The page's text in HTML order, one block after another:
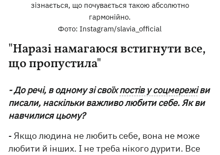
зізнається, що почувається такою абсолютно
гармонійно.
Фото: Instagram/slavia_official
"Наразі намагаюся встигнути все,
що пропустила"
- До речі, в одному зі своїхпостів у соцмережіви
писали, наскільки важливо любити себе. Як ви
навчилися цьому?
- Якщо людина не любить себе, вона не може
любити й інших. І не треба нікого дурити. Все